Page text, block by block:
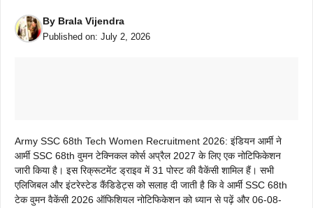
By Brala Vijendra
Published on: July 2, 2026
Army SSC 68th Tech Women Recruitment 2026: इंडियन आर्मी ने
आर्मी SSC 68th वुमन टेक्निकल कोर्स अप्रैल 2027 के लिए एक नोटिफिकेशन
जारी किया है। इस रिक्रूटमेंट ड्राइव में 31 पोस्ट की वैकेंसी शामिल हैं। सभी
एलिजिबल और इंटरेस्टेड कैंडिडेट्स को सलाह दी जाती है कि वे आर्मी SSC 68th
टेक वुमन वैकेंसी 2026 ऑफिशियल नोटिफिकेशन को ध्यान से पढ़ें और 06-08-